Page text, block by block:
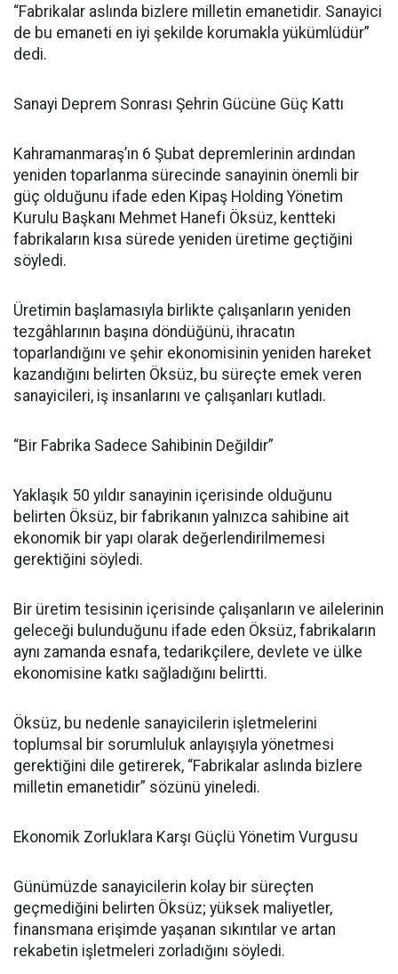
“Fabrikalar aslında bizlere milletin emanetidir. Sanayici
de bu emaneti en iyi şekilde korumakla yükümlüdür”
dedi.
Sanayi Deprem Sonrası Şehrin Gücüne Güç Kattı
Kahramanmaraş’ın 6 Şubat depremlerinin ardından
yeniden toparlanma sürecinde sanayinin önemli bir
güç olduğunu ifade eden Kipaş Holding Yönetim
Kurulu Başkanı Mehmet Hanefi Öksüz, kentteki
fabrikaların kısa sürede yeniden üretime geçtiğini
söyledi.
Üretimin başlamasıyla birlikte çalışanların yeniden
tezgâhlarının başına döndüğünü, ihracatın
toparlandığını ve şehir ekonomisinin yeniden hareket
kazandığını belirten Öksüz, bu süreçte emek veren
sanayicileri, iş insanlarını ve çalışanları kutladı.
“Bir Fabrika Sadece Sahibinin Değildir”
Yaklaşık 50 yıldır sanayinin içerisinde olduğunu
belirten Öksüz, bir fabrikanın yalnızca sahibine ait
ekonomik bir yapı olarak değerlendirilmemesi
gerektiğini söyledi.
Bir üretim tesisinin içerisinde çalışanların ve ailelerinin
geleceği bulunduğunu ifade eden Öksüz, fabrikaların
aynı zamanda esnafa, tedarikçilere, devlete ve ülke
ekonomisine katkı sağladığını belirtti.
Öksüz, bu nedenle sanayicilerin işletmelerini
toplumsal bir sorumluluk anlayışıyla yönetmesi
gerektiğini dile getirerek, “Fabrikalar aslında bizlere
milletin emanetidir” sözünü yineledi.
Ekonomik Zorluklara Karşı Güçlü Yönetim Vurgusu
Günümüzde sanayicilerin kolay bir süreçten
geçmediğini belirten Öksüz; yüksek maliyetler,
finansmana erişimde yaşanan sıkıntılar ve artan
rekabetin işletmeleri zorladığını söyledi.